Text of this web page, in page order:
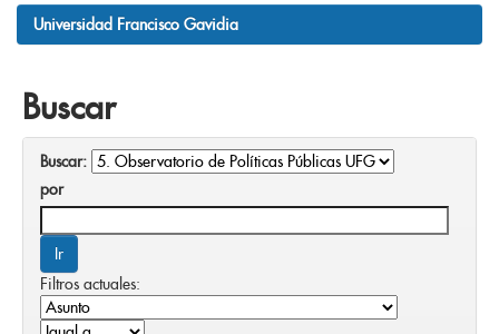
Universidad Francisco Gavidia
Buscar
Buscar:
por
Filtros actuales: